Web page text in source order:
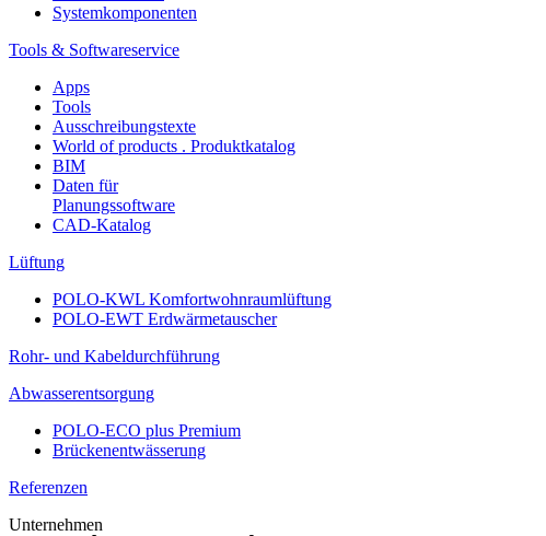
Systemkomponenten
Tools & Softwareservice
Apps
Tools
Ausschreibungstexte
World of products . Produktkatalog
BIM
Daten für
Planungssoftware
CAD-Katalog
Lüftung
POLO-KWL Komfortwohnraumlüftung
POLO-EWT Erdwärmetauscher
Rohr- und Kabeldurchführung
Abwasserentsorgung
POLO-ECO plus Premium
Brückenentwässerung
Referenzen
Unternehmen